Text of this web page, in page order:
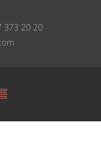
373 20 20